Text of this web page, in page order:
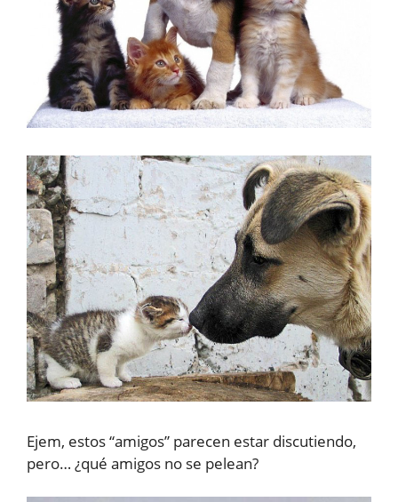
Ejem, estos “amigos” parecen estar discutiendo,
pero… ¿qué amigos no se pelean?